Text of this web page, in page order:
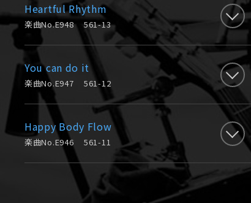
Heartful Rhythm
楽曲No.E948 561-13
You can do it
楽曲No.E947 561-12
Happy Body Flow
楽曲No.E946 561-11